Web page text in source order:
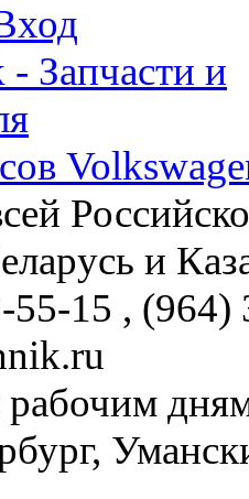
и
55-15 , (964)
рабочим